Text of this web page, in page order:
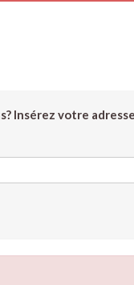
Insérez votre